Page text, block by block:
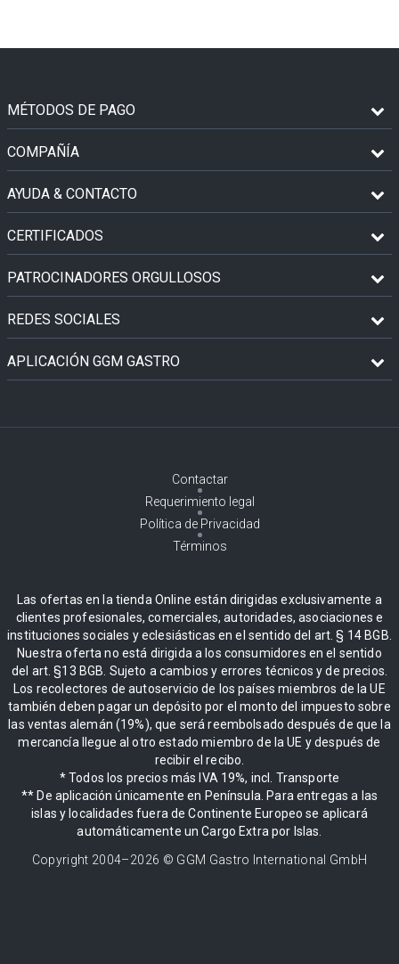
MÉTODOS DE PAGO
COMPAÑÍA
AYUDA & CONTACTO
CERTIFICADOS
PATROCINADORES ORGULLOSOS
REDES SOCIALES
APLICACIÓN GGM GASTRO
Contactar
Requerimiento legal
Política de Privacidad
Términos
Las ofertas en la tienda Online están dirigidas exclusivamente a
clientes profesionales, comerciales, autoridades, asociaciones e
instituciones sociales y eclesiásticas en el sentido del art. § 14 BGB.
Nuestra oferta no está dirigida a los consumidores en el sentido
del art. §13 BGB. Sujeto a cambios y errores técnicos y de precios.
Los recolectores de autoservicio de los países miembros de la UE
también deben pagar un depósito por el monto del impuesto sobre
las ventas alemán (19%), que será reembolsado después de que la
mercancía llegue al otro estado miembro de la UE y después de
recibir el recibo.
* Todos los precios más IVA 19%, incl. Transporte
** De aplicación únicamente en Península. Para entregas a las
islas y localidades fuera de Continente Europeo se aplicará
automáticamente un Cargo Extra por Islas.
Copyright 2004–2026 © GGM Gastro International GmbH